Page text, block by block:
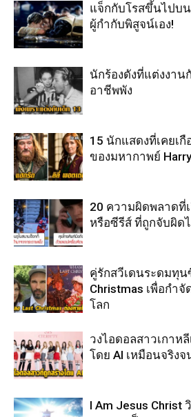
แจ็กกับโรสขึ้นไปบ
ผู้กำกับพิสูจน์เอง!
นักร้องดังที่แต่งงาน
อาชีพพัง
15 นักแสดงที่เคยเ
ของมหากาพย์
20 ความผิดพลาดที่
หรือซีรีส์ ที่ถูกจับผิด
คู่รักสวีเดนระดมทุน
Christmas เพื่อกำ
โลก
วงไอดอลสาวเกาห
โดย AI เหมือนจริง
I Am Jesus Christ